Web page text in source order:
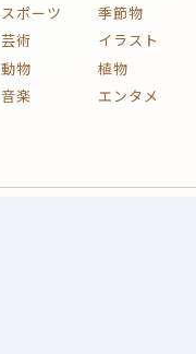
スポーツ
季節物
芸術
イラスト
動物
植物
音楽
エンタメ